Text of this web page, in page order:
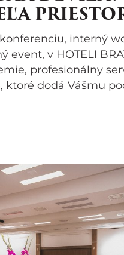
interný
event, v HOTELI
profesionálny
ktoré dodá Vášmu